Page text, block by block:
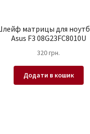
матрицы для
Asus F3 08G23FC8010U
320грн.
Додати в кошик